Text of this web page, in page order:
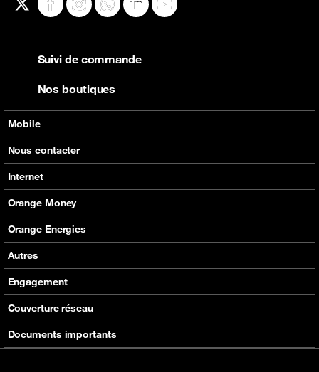
X FacebookInstagramWhatsApp
LinkedInYouTube
Mobile
Nos offres
Nos produits
Assistance
Nous contacter
Tous les contacts
En boutique
Internet
Nos offres
Nos produits
Assistance
Orange Money
Carte Visa Orange Money
Devenir partenaire Orange Money
Assistance
Orange Energies
Offres
Autres
SVA
Max it
Boutique
Engagement
RSE
Fondation Orange
Couverture réseau
Documents importants
Suivi de commande
Nos boutiques